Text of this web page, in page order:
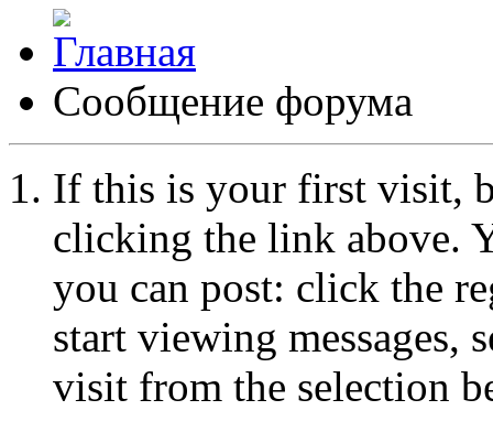
Сообщение форума
If this is your first visit,
clicking the link above.
you can post: click the
start viewing messages,
visit from the selection